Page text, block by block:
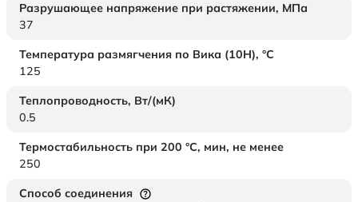
Разрушающее напряжение при растяжении, МПа
37
Температура размягчения по Вика (10Н), °C
125
Теплопроводность, Вт/(мК)
0.5
Термостабильность при 200 °С, мин, не менее
250
Способ соединения